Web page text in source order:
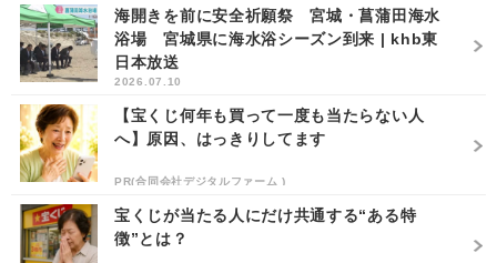
海開きを前に安全祈願祭 宮城・菖蒲田海水
浴場 宮城県に海水浴シーズン到来 | khb東
日本放送
2026.07.10
【宝くじ何年も買って一度も当たらない人
へ】原因、はっきりしてます
PR(合同会社デジタルファーム )
宝くじが当たる人にだけ共通する“ある特
徴”とは？